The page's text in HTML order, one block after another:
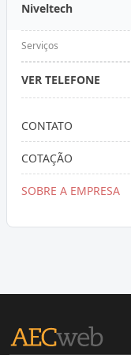
Niveltech
Serviços
VER TELEFONE
CONTATO
COTAÇÃO
SOBRE A EMPRESA